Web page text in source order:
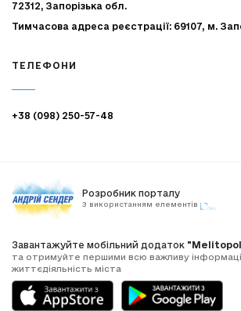
72312, Запорізька обл.
Тимчасова адреса реєстрації: 69107, м.
ТЕЛЕФОНИ
+38 (098) 250-57-48
Розробник порталу
З використанням елементів
Завантажуйте мобільний додаток
та отримуйте першими всю важливу
життєдіяльність міста